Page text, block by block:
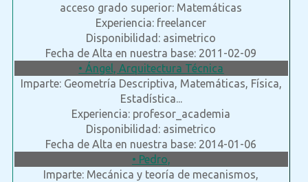
acceso grado superior: Matemáticas
Experiencia: freelancer
Disponibilidad: asimetrico
Fecha de Alta en nuestra base: 2011-02-09
• Ángel, Arquitectura Técnica
Imparte: Geometría Descriptiva, Matemáticas, Física,
Estadística...
Experiencia: profesor_academia
Disponibilidad: asimetrico
Fecha de Alta en nuestra base: 2014-01-06
• Pedro,
Imparte: Mecánica y teoría de mecanismos,